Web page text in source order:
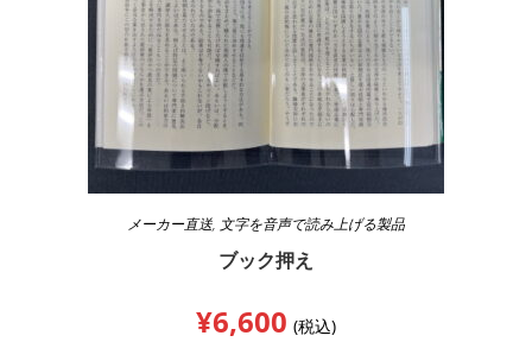
メーカー直送, 文字を音声で読み上げる製品
ブック押え
¥6,600 (税込)